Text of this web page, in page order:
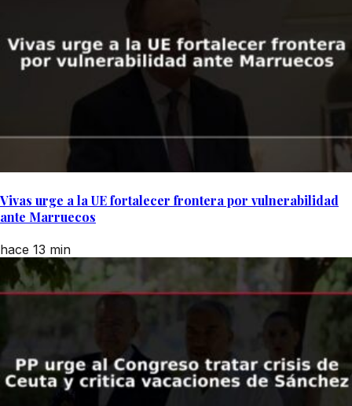
Vivas urge a la UE fortalecer frontera por vulnerabilidad
ante Marruecos
hace 13 min